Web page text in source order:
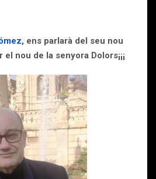
, ens parlarà del seu nou
nou de la senyora Dolors¡¡¡